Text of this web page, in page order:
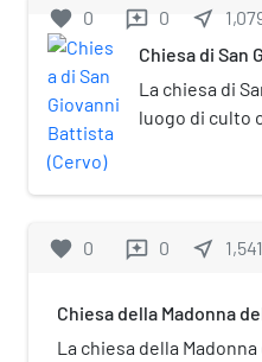
favorite 0 reviews 0 near_me
Chiesa di San
La chiesa di
luogo di culto
della
di Albenga-
favorite 0 reviews 0 near_me 1,541
Chiesa della Madonna
La chiesa della